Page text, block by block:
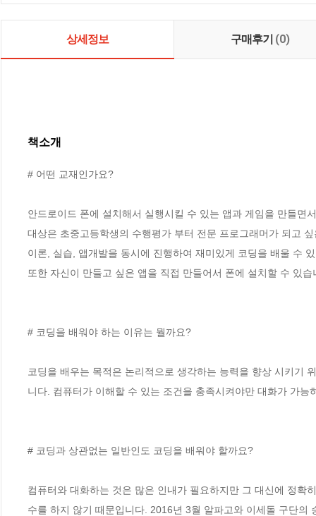
상세정보 구매후기 (0)
책소개
# 어떤 교재인가요?
안드로이드 폰에 설치해서 실행시킬 수 있는 앱과 게임을 만들면
대상은 초중고등학생의 수행평가 부터 전문 프로그래머가 되고
이론, 실습, 앱개발을 동시에 진행하여 재미있게 코딩을 배울 수
또한 자신이 만들고 싶은 앱을 직접 만들어서 폰에 설치할 수 있습
# 코딩을 배워야 하는 이유는 뭘까요?
코딩을 배우는 목적은 논리적으로 생각하는 능력을 향상 시키기
니다. 컴퓨터가 이해할 수 있는 조건을 충족시켜야만 대화가 가능
# 코딩과 상관없는 일반인도 코딩을 배워야 할까요?
컴퓨터와 대화하는 것은 많은 인내가 필요하지만 그 대신에 정확
수를 하지 않기 때문입니다. 2016년 3월 알파고와 이세돌 구단